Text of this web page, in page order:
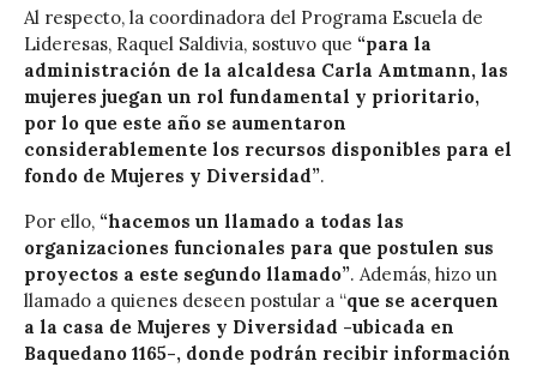
Al respecto, la coordinadora del Programa Escuela de
Lideresas, Raquel Saldivia, sostuvo que “para la
administración de la alcaldesa Carla Amtmann, las
mujeres juegan un rol fundamental y prioritario,
por lo que este año se aumentaron
considerablemente los recursos disponibles para el
fondo de Mujeres y Diversidad”.
Por ello, “hacemos un llamado a todas las
organizaciones funcionales para que postulen sus
proyectos a este segundo llamado”. Además, hizo un
llamado a quienes deseen postular a “que se acerquen
a la casa de Mujeres y Diversidad -ubicada en
Baquedano 1165-, donde podrán recibir información